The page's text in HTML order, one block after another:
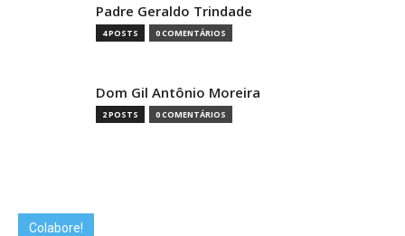
Padre Geraldo Trindade
4 POSTS 0 COMENTÁRIOS
Dom Gil Antônio Moreira
2 POSTS 0 COMENTÁRIOS
Colabore!